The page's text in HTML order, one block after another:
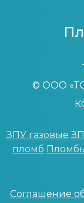
© ООО
ЗПУ газовые
пломб
Соглашение